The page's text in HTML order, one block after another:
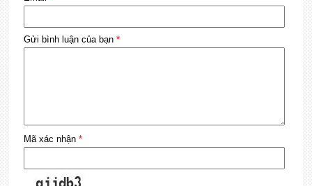
Gửi bình luận của bạn *
Mã xác nhận *